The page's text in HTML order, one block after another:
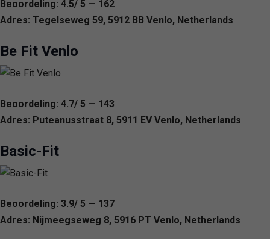
Beoordeling: 4.5/ 5 — 162
Adres: Tegelseweg 59, 5912 BB Venlo, Netherlands
Be Fit Venlo
Beoordeling: 4.7/ 5 — 143
Adres: Puteanusstraat 8, 5911 EV Venlo, Netherlands
Basic-Fit
Beoordeling: 3.9/ 5 — 137
Adres: Nijmeegseweg 8, 5916 PT Venlo, Netherlands